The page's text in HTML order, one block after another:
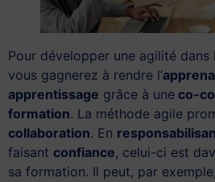
Pour développer une agilité dans
vous gagnerez à rendre l’
apprentissage grâce à une co-
formation. La méthode agile
collaboration. En
faisant confiance, celui-ci est
sa formation. Il peut, par